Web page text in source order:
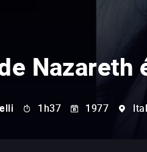
Nazareth
1h37 1977